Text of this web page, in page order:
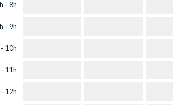
- 8h
- 9h
10h
11h
12h